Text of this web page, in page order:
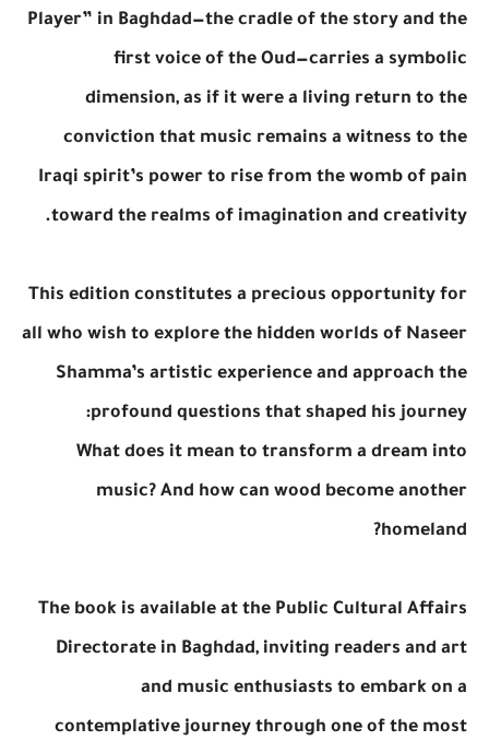
Player” in Baghdad—the cradle of the story and the
first voice of the Oud—carries a symbolic
dimension, as if it were a living return to the
conviction that music remains a witness to the
Iraqi spirit’s power to rise from the womb of pain
toward the realms of imagination and creativity.
This edition constitutes a precious opportunity for
all who wish to explore the hidden worlds of Naseer
Shamma’s artistic experience and approach the
profound questions that shaped his journey:
What does it mean to transform a dream into
music? And how can wood become another
homeland?
The book is available at the Public Cultural Affairs
Directorate in Baghdad, inviting readers and art
and music enthusiasts to embark on a
contemplative journey through one of the most